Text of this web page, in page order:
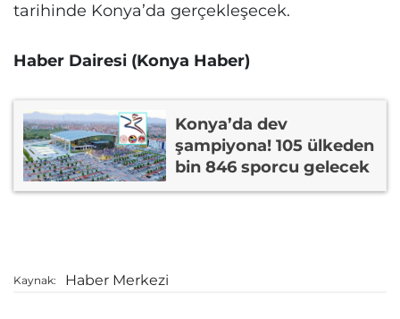
tarihinde Konya’da gerçekleşecek.
Haber Dairesi (Konya Haber)
Konya’da dev
şampiyona! 105 ülkeden
bin 846 sporcu gelecek
Kaynak: Haber Merkezi